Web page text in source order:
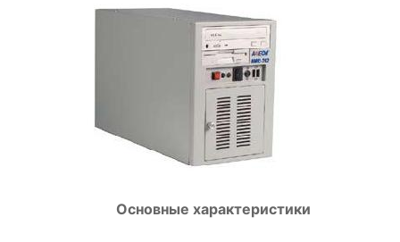
Основные характеристики